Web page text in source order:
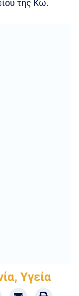
της Κω.
, Υγεία